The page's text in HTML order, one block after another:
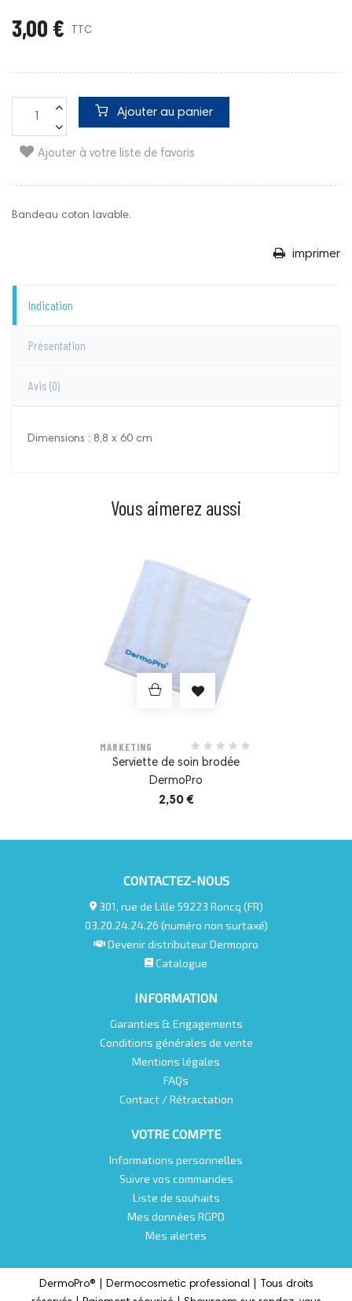
3,00 € TTC
Ajouter au panier
Ajouter à votre liste de favoris
Bandeau coton lavable.
imprimer
Indication
Présentation
Avis (0)
Dimensions : 8,8 x 60 cm
Vous aimerez aussi
MARKETING
Serviette de soin brodée
DermoPro
2,50 €
CONTACTEZ-NOUS
301, rue de Lille 59223 Roncq (FR)
03.20.24.24.26 (numéro non surtaxé)
Devenir distributeur Dermopro
Catalogue
INFORMATION
Garanties & Engagements
Conditions générales de vente
Mentions légales
FAQs
Contact / Rétractation
VOTRE COMPTE
Informations personnelles
Suivre vos commandes
Liste de souhaits
Mes données RGPD
Mes alertes
DermoPro® | Dermocosmetic professional |
Tous droits